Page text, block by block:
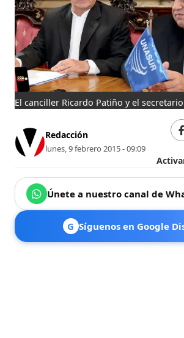
El canciller Ricardo Patiño y el
Redacción
lunes, 9 febrero 2015 - 09:09
Únete a nuestro canal de
G Síguenos en Google